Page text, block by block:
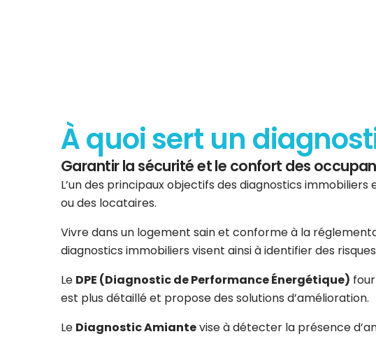
À quoi sert un
Garantir la sécurité et le confort des
L’un des principaux objectifs des diagnostics
ou des locataires.
Vivre dans un logement sain et conforme à la
diagnostics immobiliers visent ainsi à identifier des
Le DPE (Diagnostic de Performance Énergétique)
est plus détaillé et propose des solutions d’amélioration.
Le Diagnostic Amiantevise à détecter la présence